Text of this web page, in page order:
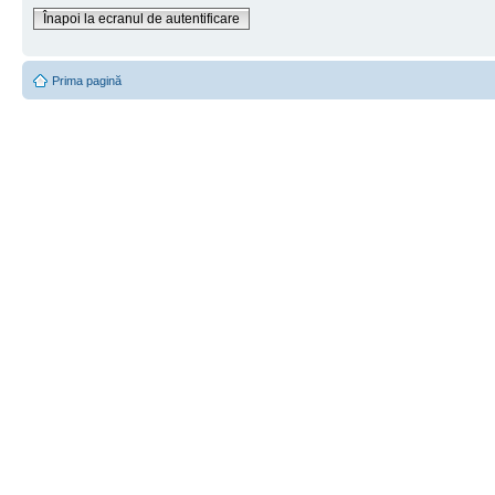
Înapoi la ecranul de autentificare
Prima pagină